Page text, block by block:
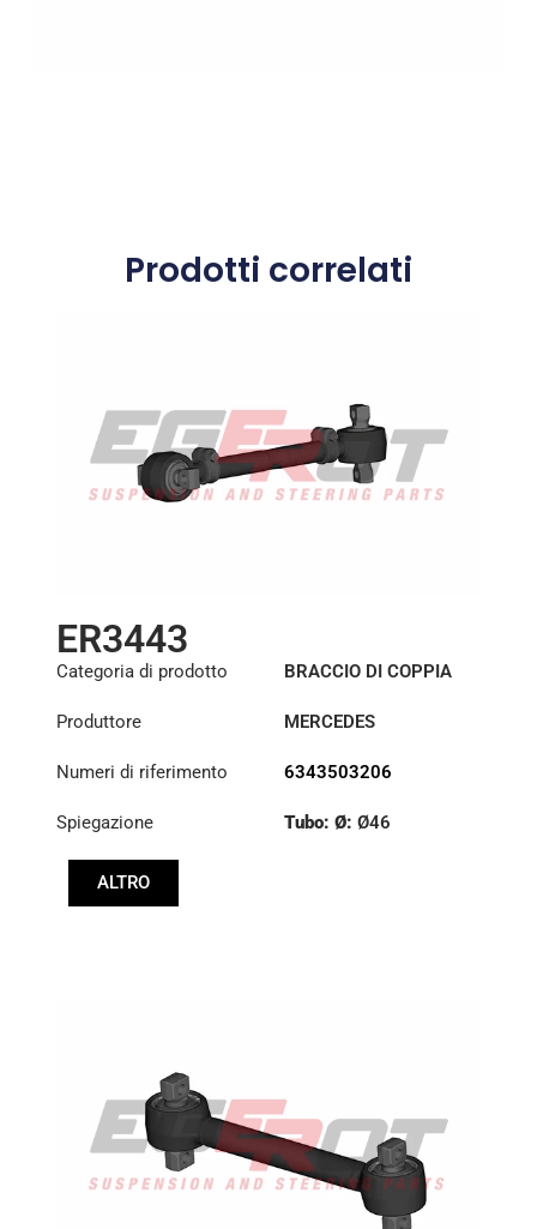
Prodotti correlati
ER3443
Categoria di prodotto BRACCIO DI COPPIA
Produttore MERCEDES
Numeri di riferimento 6343503206
Spiegazione Tubo: Ø: Ø46
ALTRO